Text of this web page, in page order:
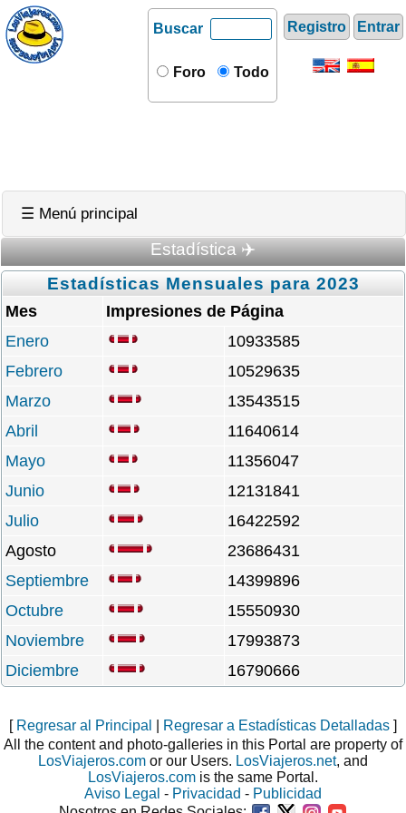
Registro Entrar
Buscar
Foro Todo
☰ Menú principal
Estadística ✈️
Estadísticas Mensuales para 2023
Mes
Impresiones de Página
Enero
10933585
Febrero
10529635
Marzo
13543515
Abril
11640614
Mayo
11356047
Junio
12131841
Julio
16422592
Agosto
23686431
Septiembre
14399896
Octubre
15550930
Noviembre
17993873
Diciembre
16790666
[ Regresar al Principal Regresar a Estadísticas Detalladas ]
All the content and photo-galleries in this Portal are property of
LosViajeros.com or our Users. LosViajeros.net, and
LosViajeros.com is the same Portal.
Aviso Legal - Privacidad - Publicidad